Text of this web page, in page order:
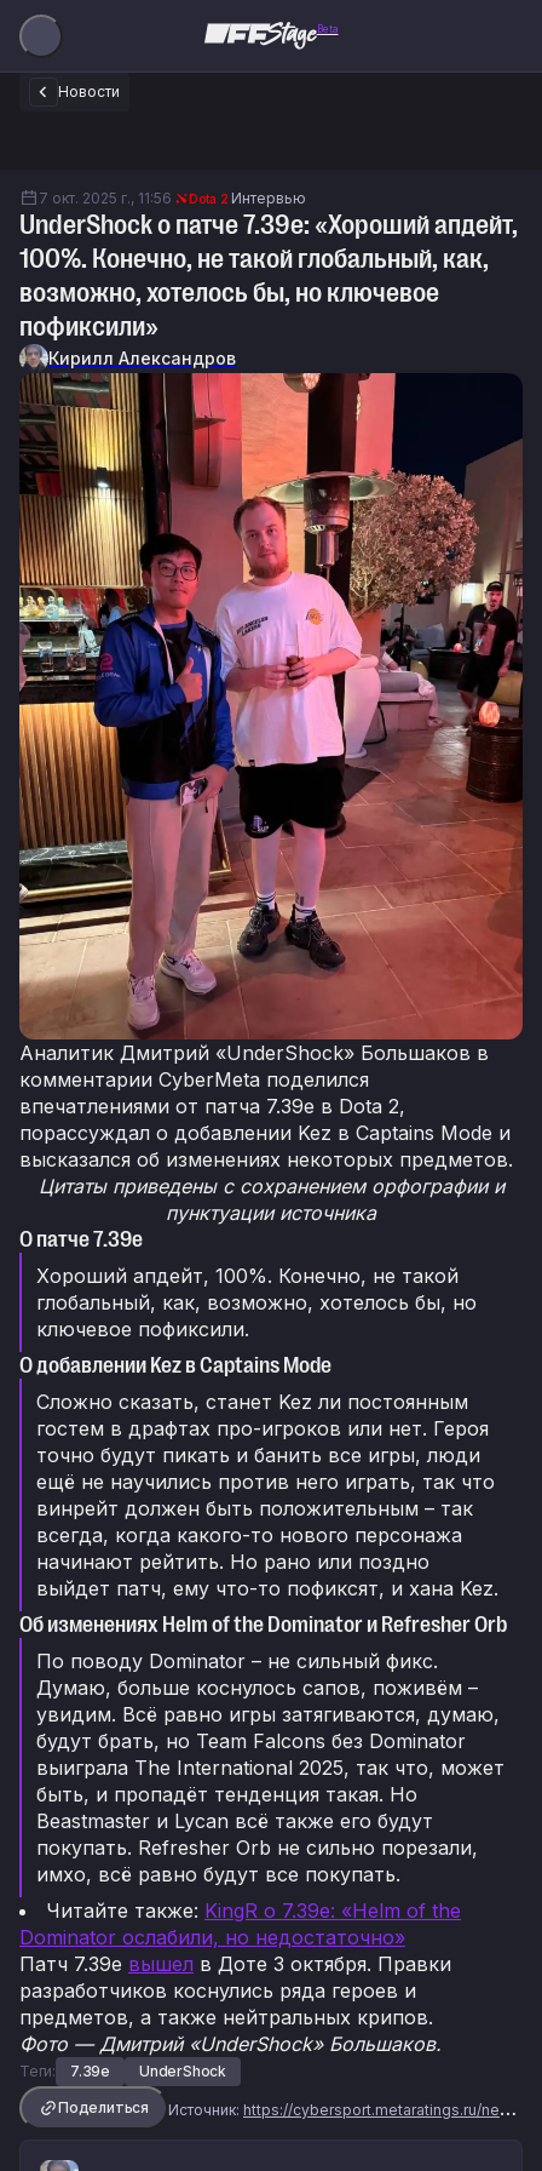
Beta
Новости
7 окт. 2025 г., 11:56 Dota 2 Интервью
UnderShock о патче 7.39e: «Хороший апдейт,
100%. Конечно, не такой глобальный, как,
возможно, хотелось бы, но ключевое
пофиксили»
Кирилл Александров
Аналитик Дмитрий «UnderShock» Большаков в
комментарии CyberMeta поделился
впечатлениями от патча 7.39e в Dota 2,
порассуждал о добавлении Kez в Captains Mode и
высказался об изменениях некоторых предметов.
Цитаты приведены с сохранением орфографии и
пунктуации источника
О патче 7.39e
Хороший апдейт, 100%. Конечно, не такой
глобальный, как, возможно, хотелось бы, но
ключевое пофиксили.
О добавлении Kez в Captains Mode
Сложно сказать, станет Kez ли постоянным
гостем в драфтах про-игроков или нет. Героя
точно будут пикать и банить все игры, люди
ещё не научились против него играть, так что
винрейт должен быть положительным – так
всегда, когда какого-то нового персонажа
начинают рейтить. Но рано или поздно
выйдет патч, ему что-то пофиксят, и хана Kez.
Об изменениях Helm of the Dominator и Refresher Orb
По поводу Dominator – не сильный фикс.
Думаю, больше коснулось сапов, поживём –
увидим. Всё равно игры затягиваются, думаю,
будут брать, но Team Falcons без Dominator
выиграла The International 2025, так что, может
быть, и пропадёт тенденция такая. Но
Beastmaster и Lycan всё также его будут
покупать. Refresher Orb не сильно порезали,
имхо, всё равно будут все покупать.
Читайте также: KingR о 7.39e: «Helm of the
Dominator ослабили, но недостаточно»
Патч 7.39e вышел в Доте 3 октября. Правки
разработчиков коснулись ряда героев и
предметов, а также нейтральных крипов.
Фото — Дмитрий «UnderShock» Большаков.
Теги: 7.39e
UnderShock
Поделиться
Источник: https://cybersport.metaratings.ru/news/undershock-o-kez-rano-ili-pozdno-vyidet-patch-chto-to-pofiksyat-i-khana-geroyu-532717